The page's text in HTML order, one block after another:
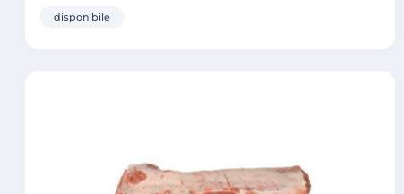
disponibile